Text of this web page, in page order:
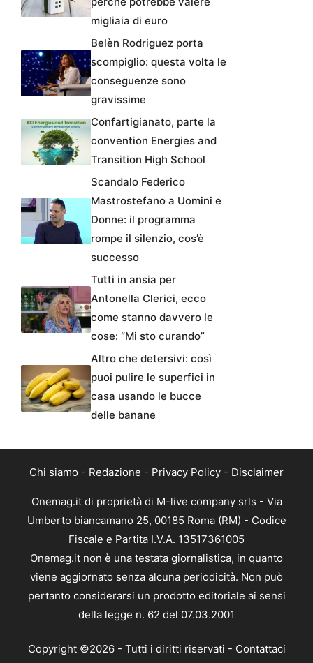
migliaia di euro
Belèn Rodriguez porta
scompiglio: questa volta le
conseguenze sono
gravissime
Confartigianato, parte la
convention Energies and
Transition High School
Scandalo Federico
Mastrostefano a Uomini e
Donne: il programma
rompe il silenzio, cos’è
successo
Tutti in ansia per
Antonella Clerici, ecco
come stanno davvero le
cose: “Mi sto curando”
Altro che detersivi: così
puoi pulire le superfici in
casa usando le bucce
delle banane
Chi siamo - Redazione - Privacy Policy - Disclaimer
Onemag.it di proprietà di M-live company srls - Via
Umberto biancamano 25, 00185 Roma (RM) - Codice
Fiscale e Partita I.V.A. 13517361005
Onemag.it non è una testata giornalistica, in quanto
viene aggiornato senza alcuna periodicità. Non può
pertanto considerarsi un prodotto editoriale ai sensi
della legge n. 62 del 07.03.2001
Copyright ©2026 - Tutti i diritti riservati - Contattaci